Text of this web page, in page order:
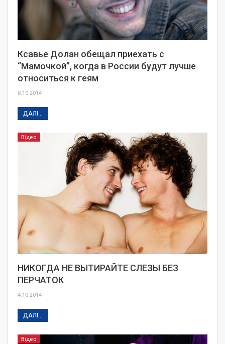
Ксавье Долан обещал приехать с
“Мамочкой”, когда в России будут лучше
относиться к геям
8.10.2014
ДАЛІ...
Відео
НИКОГДА НЕ ВЫТИРАЙТЕ СЛЕЗЫ БЕЗ
ПЕРЧАТОК
4.10.2014
ДАЛІ...
Відео